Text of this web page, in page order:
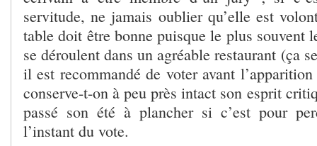
servitude, ne jamais oublier qu’elle est
table doit être bonne puisque le plus souvent
se déroulent dans un agréable restaurant (ça
il est recommandé de voter avant
conserve-t-on à peu près intact son esprit
passé son été à plancher si c’est pour
l’instant du vote.